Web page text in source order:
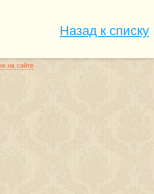
Назад к списку
на сайте